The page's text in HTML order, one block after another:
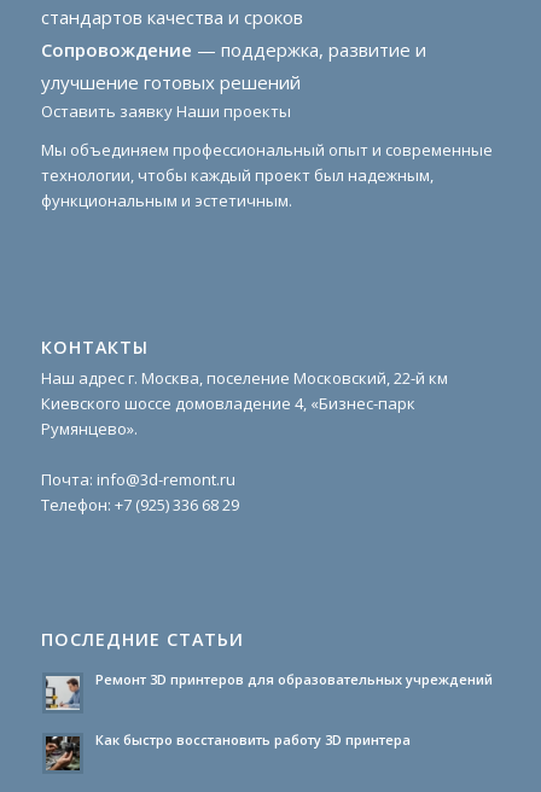
стандартов качества и сроков
Сопровождение — поддержка, развитие и
улучшение готовых решений
Оставить заявку Наши проекты
Мы объединяем профессиональный опыт и современные
технологии, чтобы каждый проект был надежным,
функциональным и эстетичным.
КОНТАКТЫ
Наш адрес г. Москва, поселение Московский, 22-й км
Киевского шоссе домовладение 4, «Бизнес-парк
Румянцево».
Почта: info@3d-remont.ru
Телефон: +7 (925) 336 68 29
ПОСЛЕДНИЕ СТАТЬИ
Ремонт 3D принтеров для образовательных учреждений
Как быстро восстановить работу 3D принтера